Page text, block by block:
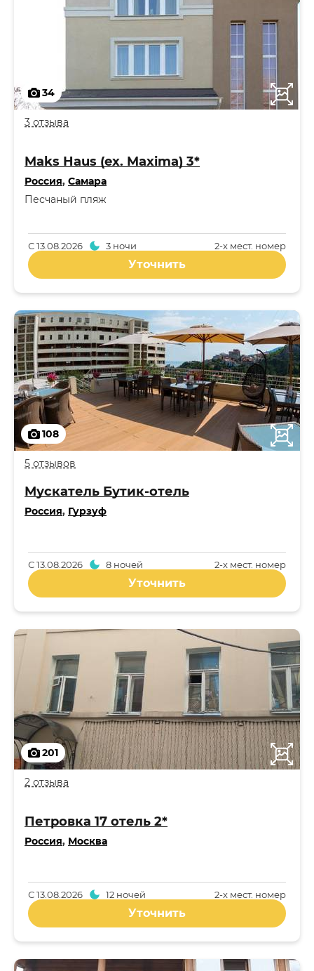
34
3 отзыва
Maks Haus (ex. Maxima) 3*
Россия, Самара
Песчаный пляж
2-x мест. номер
С13.08.2026 3 ночи
Уточнить
108
5 отзывов
Мускатель Бутик-отель
Россия, Гурзуф
2-x мест. номер
С13.08.2026 8 ночей
Уточнить
201
2 отзыва
Петровка 17 отель 2*
Россия, Москва
2-x мест. номер
С13.08.2026 12 ночей
Уточнить